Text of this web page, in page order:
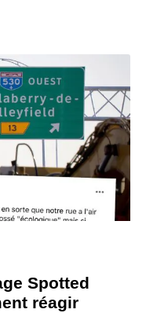
Spotted
réagir